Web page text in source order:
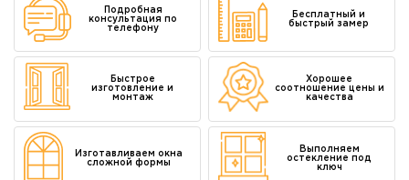
Подробная
консультация по
телефону
Бесплатный и
быстрый замер
Быстрое
изготовление и
монтаж
Хорошее
соотношение цены и
качества
Изготавливаем окна
сложной формы
Выполняем
остекление под
ключ